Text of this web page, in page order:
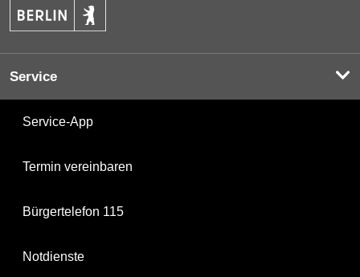
Service
Service-App
Termin vereinbaren
Bürgertelefon 115
Notdienste